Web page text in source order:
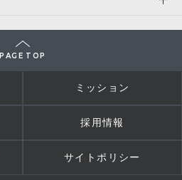
PAGE TOP
ミッション
採用情報
サイトポリシー